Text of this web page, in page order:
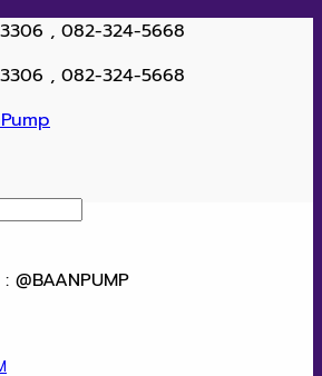
, 082-324-5668
, 082-324-5668
@BAANPUMP